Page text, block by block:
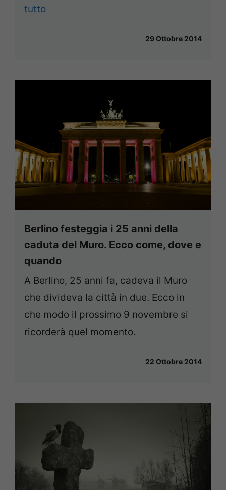
tutto
29 Ottobre 2014
Berlino festeggia i 25 anni della
caduta del Muro. Ecco come, dove e
quando
A Berlino, 25 anni fa, cadeva il Muro
che divideva la città in due. Ecco in
che modo il prossimo 9 novembre si
ricorderà quel momento.
22 Ottobre 2014